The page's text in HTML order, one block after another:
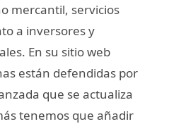
mercantil, servicios
a inversores y
En su sitio web
están defendidas por
que se actualiza
tenemos que añadir